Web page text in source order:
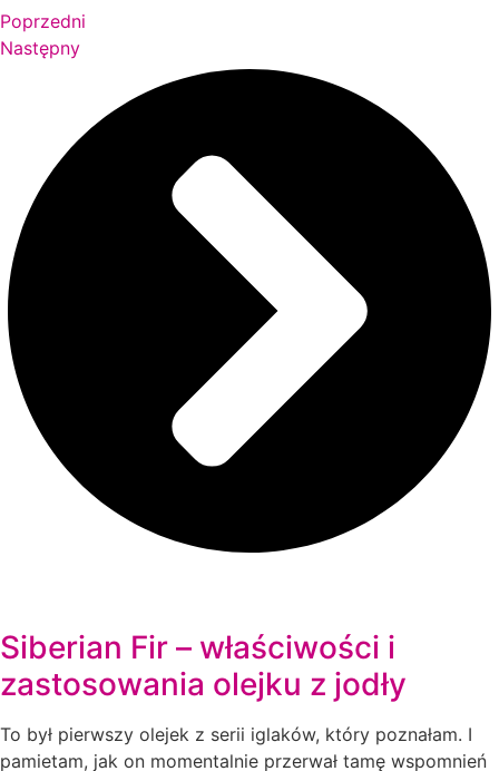
Poprzedni
Następny
Siberian Fir – właściwości i
zastosowania olejku z jodły
To był pierwszy olejek z serii iglaków, który poznałam. I
pamietam, jak on momentalnie przerwał tamę wspomnień